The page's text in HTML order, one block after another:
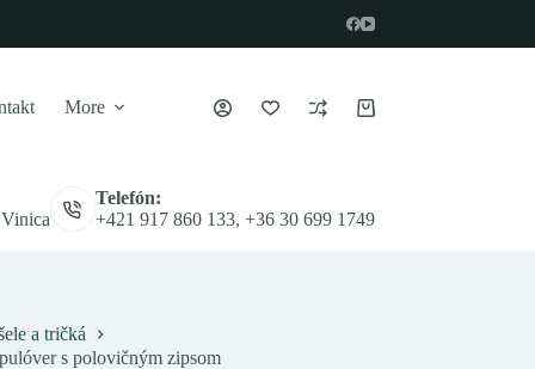
More
Nákupný
Telefón:
+421 917 860 133, +36 30 699 1749
a tričká
s polovičným zipsom